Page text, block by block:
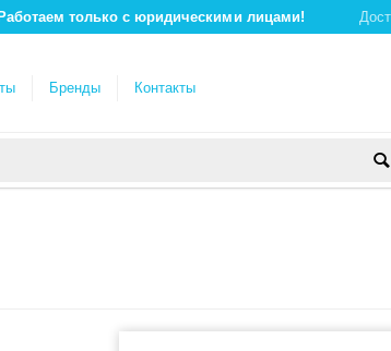
только с юридическими лицами!
Бренды Контакты